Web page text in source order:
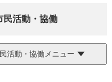
民活動・協働
活動・協働メニュー